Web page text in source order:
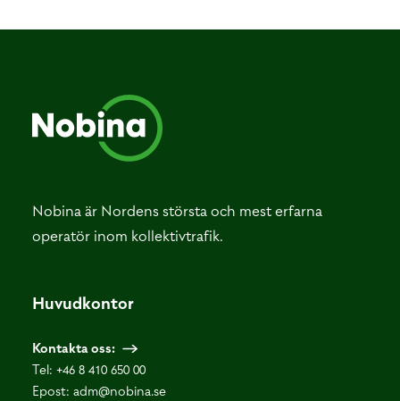
Nobina är Nordens största och mest erfarna
operatör inom kollektivtrafik.
Huvudkontor
Kontakta oss:
Tel: +46 8 410 650 00
Epost: adm@nobina.se